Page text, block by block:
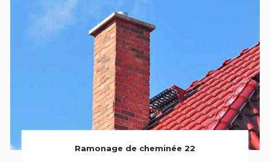
Ramonage de cheminée 22